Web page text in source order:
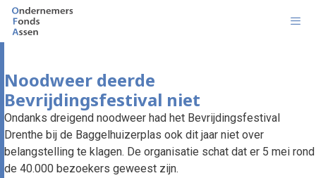
naar
de
Noodweer deerde
Bevrijdingsfestival niet
Ondanks dreigend noodweer had het Bevrijdingsfestival
Drenthe bij de Baggelhuizerplas ook dit jaar niet over
belangstelling te klagen. De organisatie schat dat er 5 mei rond
de 40.000 bezoekers geweest zijn.